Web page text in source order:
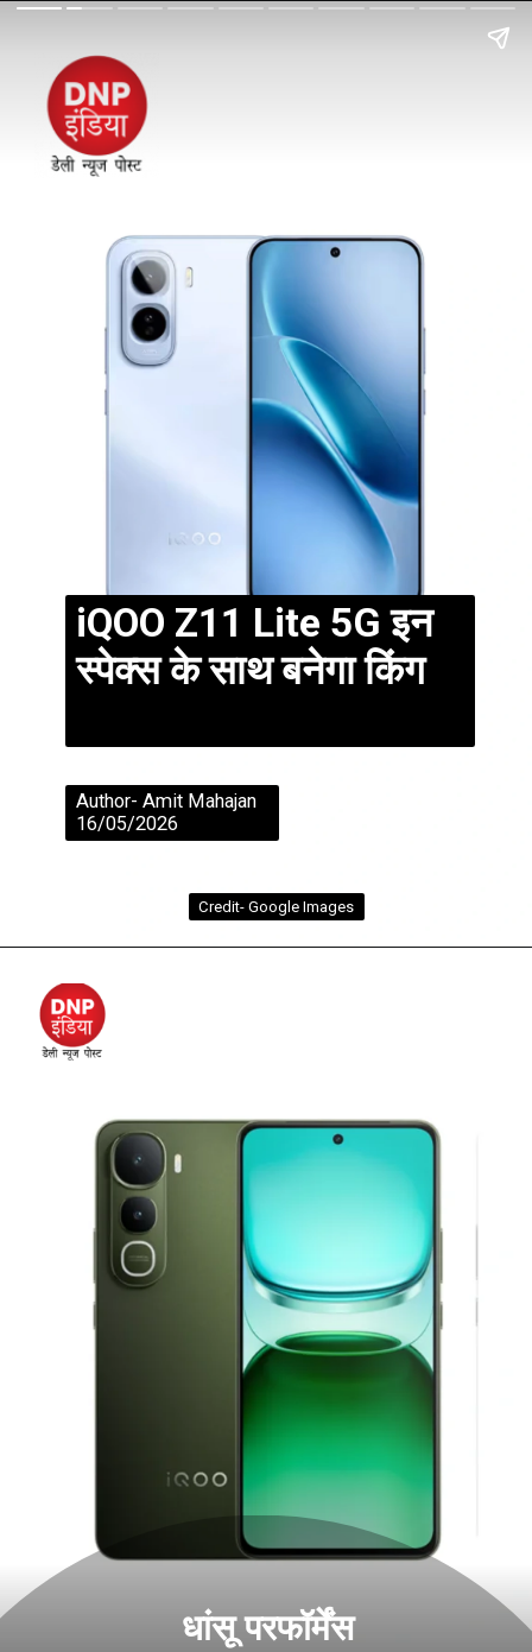
Author- Amit Mahajan
16/05/2026
Credit- Google Images
Credit- Google Images
iQOO Z11 Lite 5G इन
स्पेक्स के साथ बनेगा किंग
धांसू परफॉर्मेंसधांसू परफॉर्मेंस